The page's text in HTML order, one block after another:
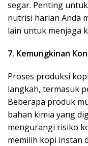
segar. Penting
nutrisi harian Anda
lain untuk menjaga
7. Kemungkinan
Proses produksi
langkah, termasuk
Beberapa produk
bahan kimia yang
mengurangi risiko
memilih kopi instan